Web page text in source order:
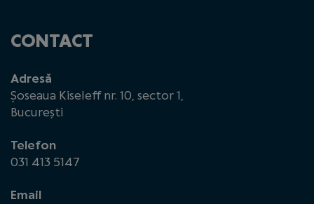
CONTACT
Adresă
Șoseaua Kiseleff nr. 10, sector 1,
București
Telefon
031 413 5147
Email